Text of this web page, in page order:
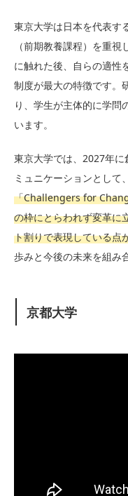
東京大学は日本を代表す
（前期教養課程）を重
に触れた後、自らの適性
制度が最大の特徴です。
り、学生が主体的に学問
います。
東京大学では、2027年
ミュニケーションとして
「Challengers for
の枠にとらわれず変革に
ト割りで表現している点
歩みと今後の未来を組み
京都大学